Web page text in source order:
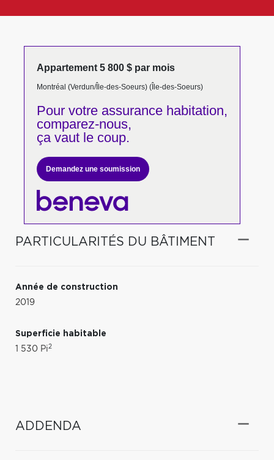
Appartement 5 800 $ par mois
Montréal (Verdun/Île-des-Soeurs) (Île-des-Soeurs)
Pour votreassurance habitation,
comparez-nous,
ça vaut le coup.
Demandez une soumission
PARTICULARITÉS DU BÂTIMENT
Année de construction
2019
Superficie habitable
1 530 Pi2
ADDENDA